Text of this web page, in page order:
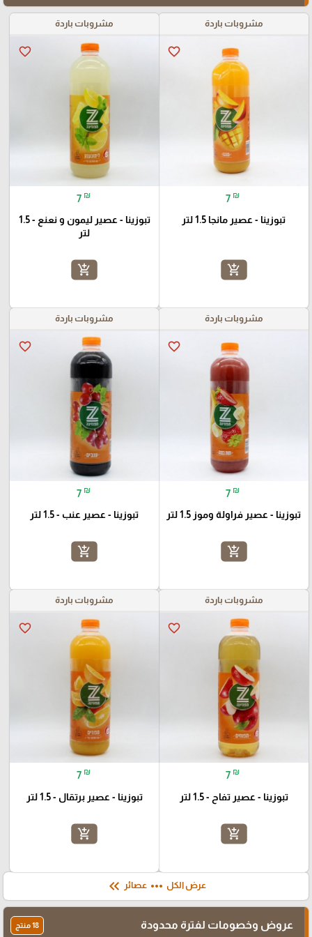
مشروبات باردة
favorite_border
7 ₪
تبوزينا - عصير مانجا 1.5 لتر
add_shopping_cart
مشروبات باردة
favorite_border
7 ₪
تبوزينا - عصير ليمون و نعنع - 1.5
لتر
add_shopping_cart
مشروبات باردة
favorite_border
7 ₪
تبوزينا - عصير فراولة وموز 1.5 لتر
add_shopping_cart
مشروبات باردة
favorite_border
7 ₪
تبوزينا - عصير عنب - 1.5 لتر
add_shopping_cart
مشروبات باردة
favorite_border
7 ₪
تبوزينا - عصير تفاح - 1.5 لتر
add_shopping_cart
مشروبات باردة
favorite_border
7 ₪
تبوزينا - عصير برتقال - 1.5 لتر
add_shopping_cart
عرض الكل more_horiz عصائر keyboard_double_arrow_left
عروض وخصومات لفترة محدودة 18 منتج